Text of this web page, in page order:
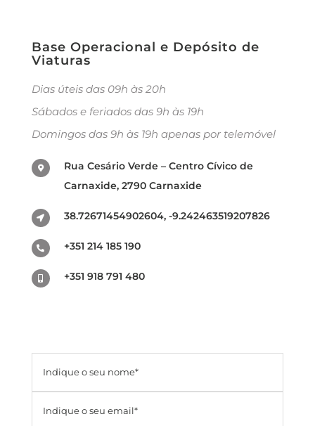
Base Operacional e Depósito de
Viaturas
Dias úteis das 09h às 20h
Sábados e feriados das 9h às 19h
Domingos das 9h às 19h apenas por telemóvel
Rua Cesário Verde – Centro Cívico de
Carnaxide, 2790 Carnaxide
38.72671454902604, -9.242463519207826
+351 214 185 190
+351 918 791 480